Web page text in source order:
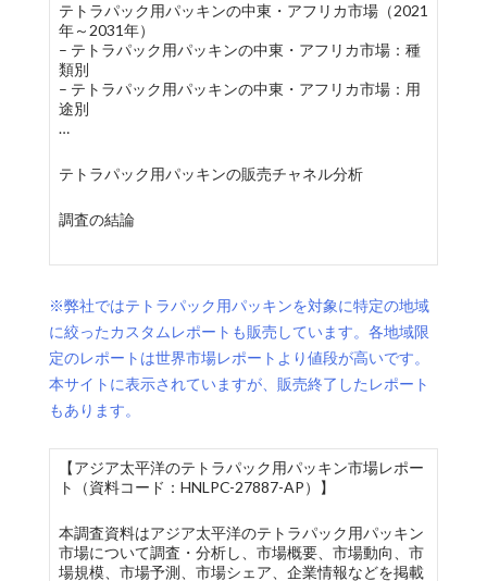
テトラパック用パッキンの中東・アフリカ市場（2021
年～2031年）
– テトラパック用パッキンの中東・アフリカ市場：種
類別
– テトラパック用パッキンの中東・アフリカ市場：用
途別
…
テトラパック用パッキンの販売チャネル分析
調査の結論
※弊社ではテトラパック用パッキンを対象に特定の地域
に絞ったカスタムレポートも販売しています。各地域限
定のレポートは世界市場レポートより値段が高いです。
本サイトに表示されていますが、販売終了したレポート
もあります。
【アジア太平洋のテトラパック用パッキン市場レポー
ト（資料コード：HNLPC-27887-AP）】
本調査資料はアジア太平洋のテトラパック用パッキン
市場について調査・分析し、市場概要、市場動向、市
場規模、市場予測、市場シェア、企業情報などを掲載